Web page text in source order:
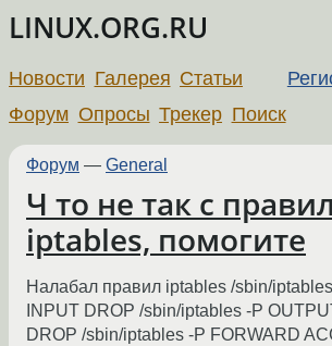
LINUX.ORG.RU
Новости Галерея Статьи
Форум Опросы Трекер Поиск
Форум — General
Ч то не так с
iptables, помогите
Налабал правил iptables /sbin/
INPUT DROP /sbin/iptables -P
DROP /sbin/iptables -P FORWARD